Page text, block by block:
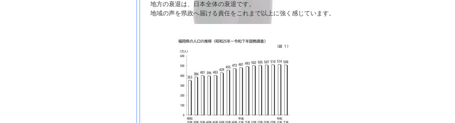
地方の衰退は、日本全体の衰退です。
地域の声を県政へ届ける責任をこれまで以上に強く感じています。